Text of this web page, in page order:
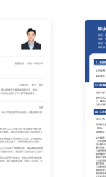
件响应预案(Playboo
抗演练，将事件从发现
主导公司ISO 27001及
材料；协助应对客户
。
公司护网行动期间担
罐部署与告警规则，
划并执行面向全体员